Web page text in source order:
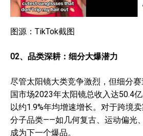
图源：TikTok截图
02、 品类深耕：细分大爆潜力
尽管太阳镜大类竞争激烈，但细分
国市场2023年太阳镜总收入达50.4
以约1.9%年均增速增长。对于跨境
分子品类——如几何复古、运动偏光
成为下一个爆品。